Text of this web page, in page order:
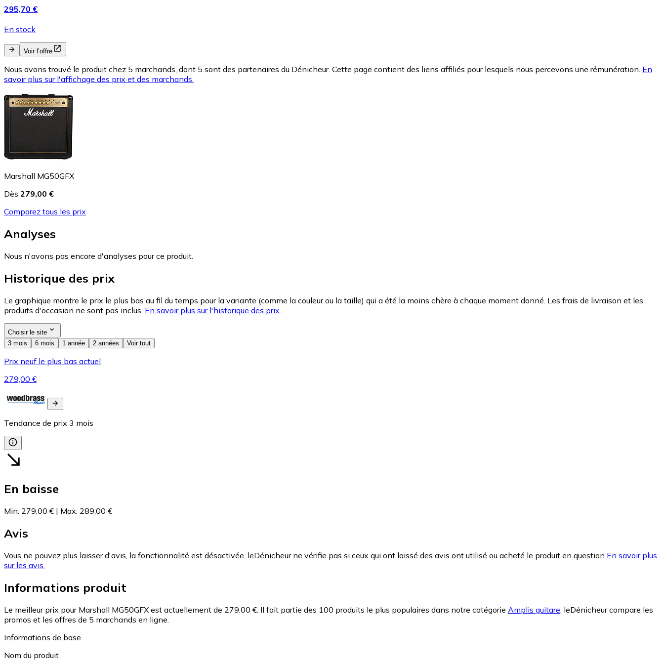
295,70 €
En stock
Voir l’offre
Nous avons trouvé le produit chez 5 marchands, dont 5 sont des partenaires du Dénicheur. Cette page contient des liens affiliés pour lesquels nous percevons une rémunération. En
savoir plus sur l'affichage des prix et des marchands.
Marshall MG50GFX
Dès 279,00 €
Comparez tous les prix
Analyses
Nous n'avons pas encore d'analyses pour ce produit.
Historique des prix
Le graphique montre le prix le plus bas au fil du temps pour la variante (comme la couleur ou la taille) qui a été la moins chère à chaque moment donné. Les frais de livraison et les
produits d'occasion ne sont pas inclus. En savoir plus sur l'historique des prix.
Choisir le site
3 mois
6 mois 1 année 2 années Voir tout
Prix neuf le plus bas actuel
279,00 €
Tendance de prix 3 mois
En baisse
Min: 279,00 € | Max: 289,00 €
Avis
Vous ne pouvez plus laisser d'avis, la fonctionnalité est désactivée. leDénicheur ne vérifie pas si ceux qui ont laissé des avis ont utilisé ou acheté le produit en question En savoir plus
sur les avis.
Informations produit
Le meilleur prix pour Marshall MG50GFX est actuellement de 279,00 €. Il fait partie des 100 produits le plus populaires dans notre catégorie Amplis guitare. leDénicheur compare les
promos et les offres de 5 marchands en ligne.
Informations de base
Nom du produit